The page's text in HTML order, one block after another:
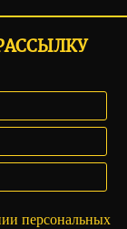
персональных